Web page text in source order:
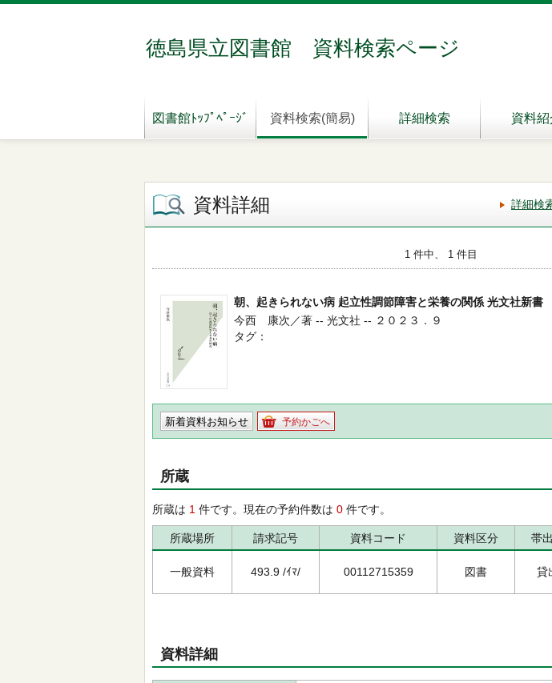
徳島県立図書館 資料検索ページ
図書館ﾄｯﾌﾟﾍﾟｰｼﾞ 資料検索(簡易) 詳細検索 資料紹
資料詳細 詳細検
1 件中、 1 件目
朝、起きられない病 起立性調節障害と栄養の関係 光文社新書
今西 康次／著 -- 光文社 -- ２０２３．９
タグ
新着資料お知らせ 予約かごへ
所蔵
所蔵は 1 件です。現在の予約件数は 0 件です。
所蔵場所 請求記号 資料コード 資料区分 帯
一般資料 493.9 /ｲﾏ/ 00112715359 図書 貸
資料詳細